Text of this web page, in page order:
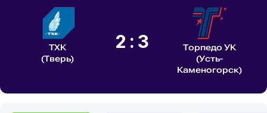
ТХК
(Тверь)
2:3
Торпедо УК
(Усть-
Каменогорск)